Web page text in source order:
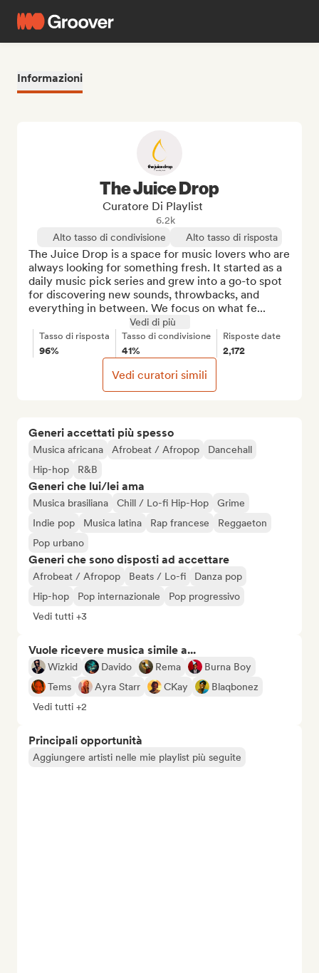
Informazioni
Generi accettati più spesso
Musica africana Afrobeat / Afropop
Dancehall
Hip-hop
R&B
Generi che lui/lei ama
Musica brasiliana Chill / Lo-fi Hip-Hop
Grime
Indie pop
Musica latina Rap francese
Reggaeton
Pop urbano
Generi che sono disposti ad accettare
Afrobeat / Afropop Beats / Lo-fi
Danza pop
Hip-hop
Pop internazionale
Pop progressivo
Vedi tutti +3
Vuole ricevere musica simile a...
Wizkid Davido Rema
Burna Boy
Tems
Ayra Starr CKay
Blaqbonez
Vedi tutti +2
Principali opportunità
Aggiungere artisti nelle mie playlist più seguite
The Juice Drop
Curatore Di Playlist
6.2k
Alto tasso di condivisione
Alto tasso di risposta
The Juice Drop is a space for music lovers who are
always looking for something fresh. It started as a
daily music pick series and grew into a go-to spot
for discovering new sounds, throwbacks, and
everything in between. We focus on what fe...
Vedi di più
Tasso di risposta
96%
Tasso di condivisione
41%
Risposte date
2,172
Vedi curatori simili